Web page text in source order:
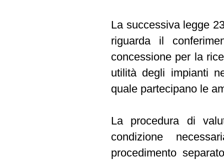
La successiva legge
riguarda il
concessione per la
utilità degli impianti
quale partecipano le
La procedura di
condizione
procedimento